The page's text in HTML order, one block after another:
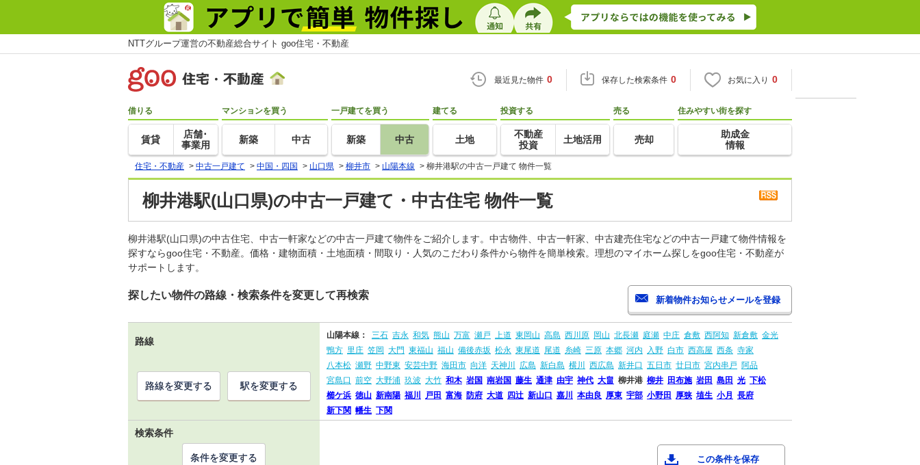
NTTグループ運営の不動産総合サイト goo住宅・不動産
最近見た物件 0 保存した検索条件 0 お気に入り 0
借りる
賃貸
店舗･
事業用
マンションを買う
新築 中古
一戸建てを買う
新築 中古
建てる
土地
投資する
不動産
投資
土地活用
売る
売却
住みやすい街を探す
助成金
情報
住宅・不動産 > 中古一戸建て > 中国・四国 > 山口県 > 柳井市 > 山陽本線 > 柳井港駅の中古一戸建て 物件一覧
柳井港駅(山口県)の中古一戸建て・中古住宅 物件一覧
柳井港駅(山口県)の中古住宅、中古一軒家などの中古一戸建て物件をご紹介します。中古物件、中古一軒家、中古建売住宅などの中古一戸建て物件情報を
探すならgoo住宅・不動産。価格・建物面積・土地面積・間取り・人気のこだわり条件から物件を簡単検索。理想のマイホーム探しをgoo住宅・不動産が
サポートします。
探したい物件の路線・検索条件を変更して再検索
路線
山陽本線： 三石 吉永 和気 熊山 万富 瀬戸 上道 東岡山 高島 西川原 岡山 北長瀬 庭瀬 中庄 倉敷 西阿知 新倉敷 金光
鴨方 里庄 笠岡 大門 東福山 福山 備後赤坂 松永 東尾道 尾道 糸崎 三原 本郷 河内 入野 白市 西高屋 西条 寺家
八本松 瀬野 中野東 安芸中野 海田市 向洋 天神川 広島 新白島 横川 西広島 新井口 五日市 廿日市 宮内串戸 阿品
宮島口 前空 大野浦 玖波 大竹 和木 岩国 南岩国 藤生 通津 由宇 神代 大畠 柳井港 柳井 田布施 岩田 島田 光 下松
櫛ケ浜 徳山 新南陽 福川 戸田 富海 防府 大道 四辻 新山口 嘉川 本由良 厚東 宇部 小野田 厚狭 埴生 小月
長府
新下関 幡生 下関
路線を変更する 駅を変更する
検索条件
この条件を保存
条件を変更する